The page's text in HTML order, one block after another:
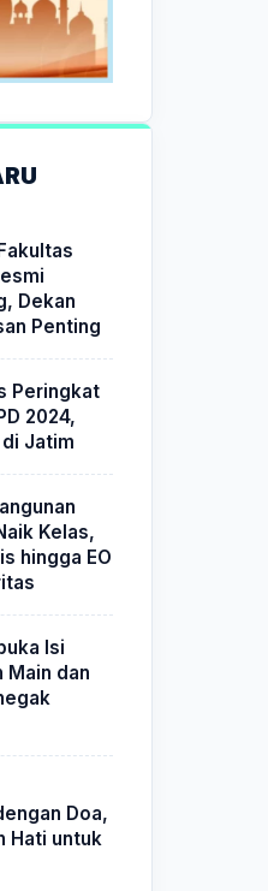
Dekan
Penting
Peringkat
2024,
di Jatim
Kelas,
hingga EO
Isi
Main dan
Doa,
Hati untuk